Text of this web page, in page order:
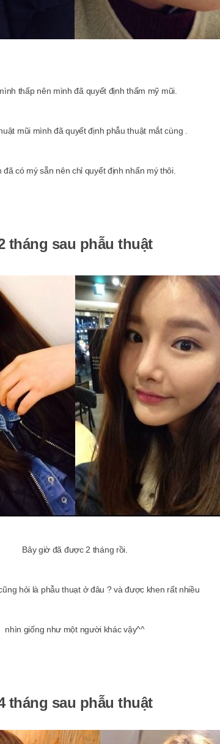
thấp nên mình đã quyết định thẩm mỹ mũi.
mũi mình đã quyết định phẫu thuật mắt cùng .
đã có mý sẵn nên chỉ quyết định nhấn mý thôi.
tháng sau phẫu thuật
Bây giờ đã được 2 tháng rồi.
hỏi là phẫu thuạt ở đâu ? và được khen rất nhiều
nhìn giống như một người khác vậy^^
tháng sau phẫu thuật